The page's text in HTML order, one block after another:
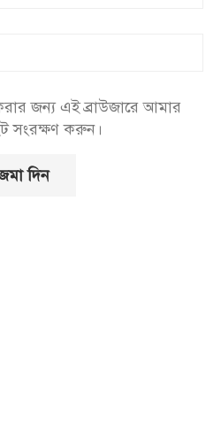
জন্য এই ব্রাউজারে আমার
সংরক্ষণ করুন।